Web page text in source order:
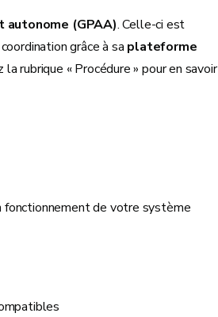
autonome (GPAA). Celle-ci est
grâce à sa plateforme
rubrique « Procédure » pour en savoir
fonctionnement de votre système